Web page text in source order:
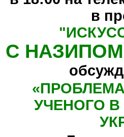
в
"
С
«
УЧЕНОГО